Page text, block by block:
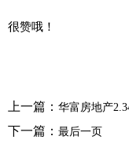
很赞哦！
上一篇： 华富房地产
下一篇： 最后一页